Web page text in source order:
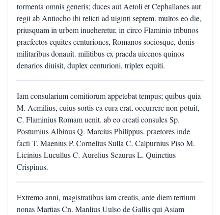
tormenta omnis generis; duces aut Aetoli et Cephallanes aut
regii ab Antiocho ibi relicti ad uiginti septem. multos eo die,
priusquam in urbem inueheretur, in circo Flaminio tribunos
praefectos equites centuriones, Romanos sociosque, donis
militaribus donauit. militibus ex praeda uicenos quinos
denarios diuisit, duplex centurioni, triplex equiti.
Iam consularium comitiorum appetebat tempus; quibus quia
M. Aemilius, cuius sortis ea cura erat, occurrere non potuit,
C. Flaminius Romam uenit. ab eo creati consules Sp.
Postumius Albinus Q. Marcius Philippus. praetores inde
facti T. Maenius P. Cornelius Sulla C. Calpurnius Piso M.
Licinius Lucullus C. Aurelius Scaurus L. Quinctius
Crispinus.
Extremo anni, magistratibus iam creatis, ante diem tertium
nonas Martias Cn. Manlius Uulso de Gallis qui Asiam